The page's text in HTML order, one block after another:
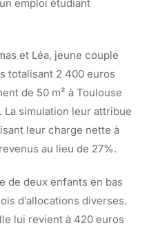
emploi étudiant
et Léa, jeune couple
totalisant 2 400 euros
de 50 m² à Toulouse
simulation leur attribue
leur charge nette à
au lieu de 27%.
de deux enfants en bas
d’allocations diverses.
lui revient à 420 euros